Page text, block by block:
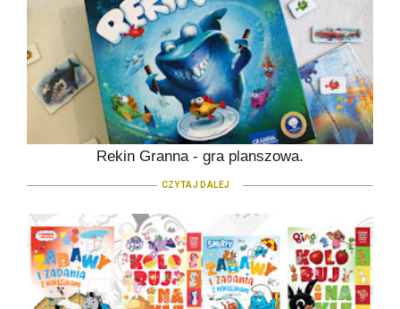
Rekin Granna - gra planszowa.
CZYTAJ DALEJ